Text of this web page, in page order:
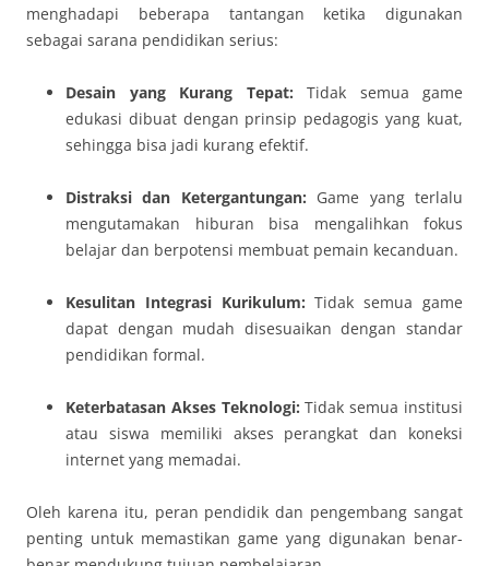
menghadapi beberapa tantangan ketika digunakan
sebagai sarana pendidikan serius:
Desain yang Kurang Tepat: Tidak semua game
edukasi dibuat dengan prinsip pedagogis yang kuat,
sehingga bisa jadi kurang efektif.
Distraksi dan Ketergantungan: Game yang terlalu
mengutamakan hiburan bisa mengalihkan fokus
belajar dan berpotensi membuat pemain kecanduan.
Kesulitan Integrasi Kurikulum: Tidak semua game
dapat dengan mudah disesuaikan dengan standar
pendidikan formal.
Keterbatasan Akses Teknologi: Tidak semua institusi
atau siswa memiliki akses perangkat dan koneksi
internet yang memadai.
Oleh karena itu, peran pendidik dan pengembang sangat
penting untuk memastikan game yang digunakan benar-